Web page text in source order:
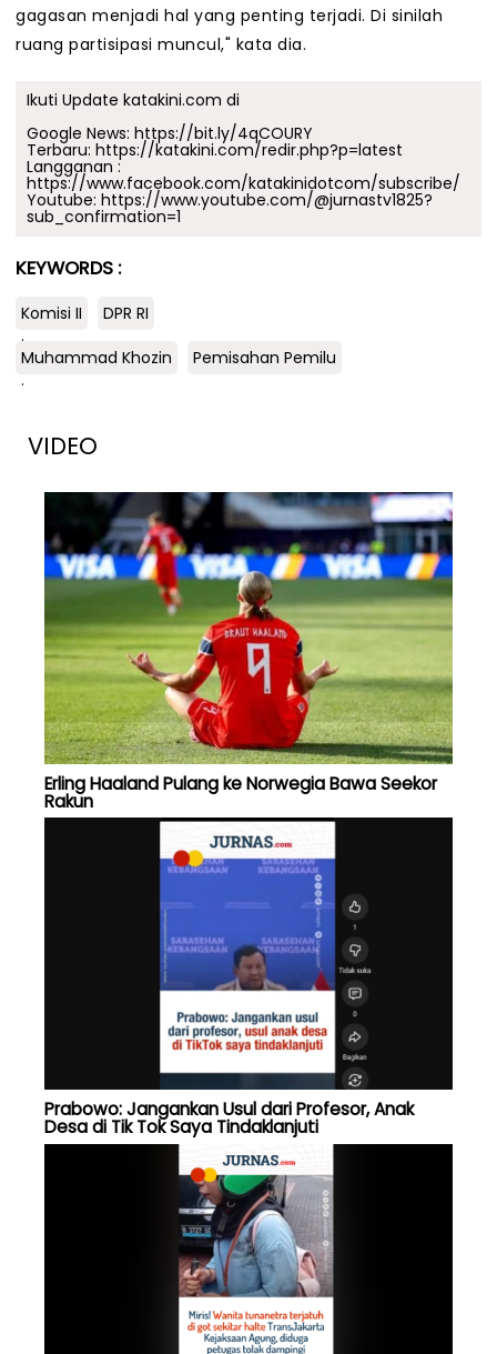
gagasan menjadi hal yang penting terjadi. Di sinilah
ruang partisipasi muncul," kata dia.
Ikuti Update katakini.com di
Google News: https://bit.ly/4qCOURY
Terbaru: https://katakini.com/redir.php?p=latest
Langganan :
https://www.facebook.com/katakinidotcom/subscribe/
Youtube: https://www.youtube.com/@jurnastv1825?
sub_confirmation=1
KEYWORDS :
Komisi II
DPR RI
.
Muhammad Khozin
Pemisahan Pemilu
.
VIDEO
Erling Haaland Pulang ke Norwegia Bawa Seekor
Rakun
Prabowo: Jangankan Usul dari Profesor, Anak
Desa di Tik Tok Saya Tindaklanjuti